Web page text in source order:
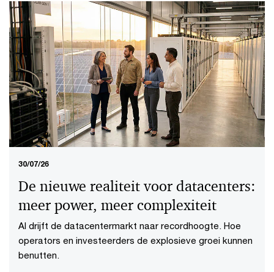
30/07/26
De nieuwe realiteit voor datacenters:
meer power, meer complexiteit
AI drijft de datacentermarkt naar recordhoogte. Hoe
operators en investeerders de explosieve groei kunnen
benutten.